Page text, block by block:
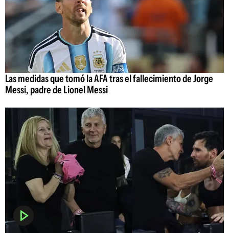
Las medidas que tomó la AFA tras el fallecimiento de Jorge
Messi, padre de Lionel Messi